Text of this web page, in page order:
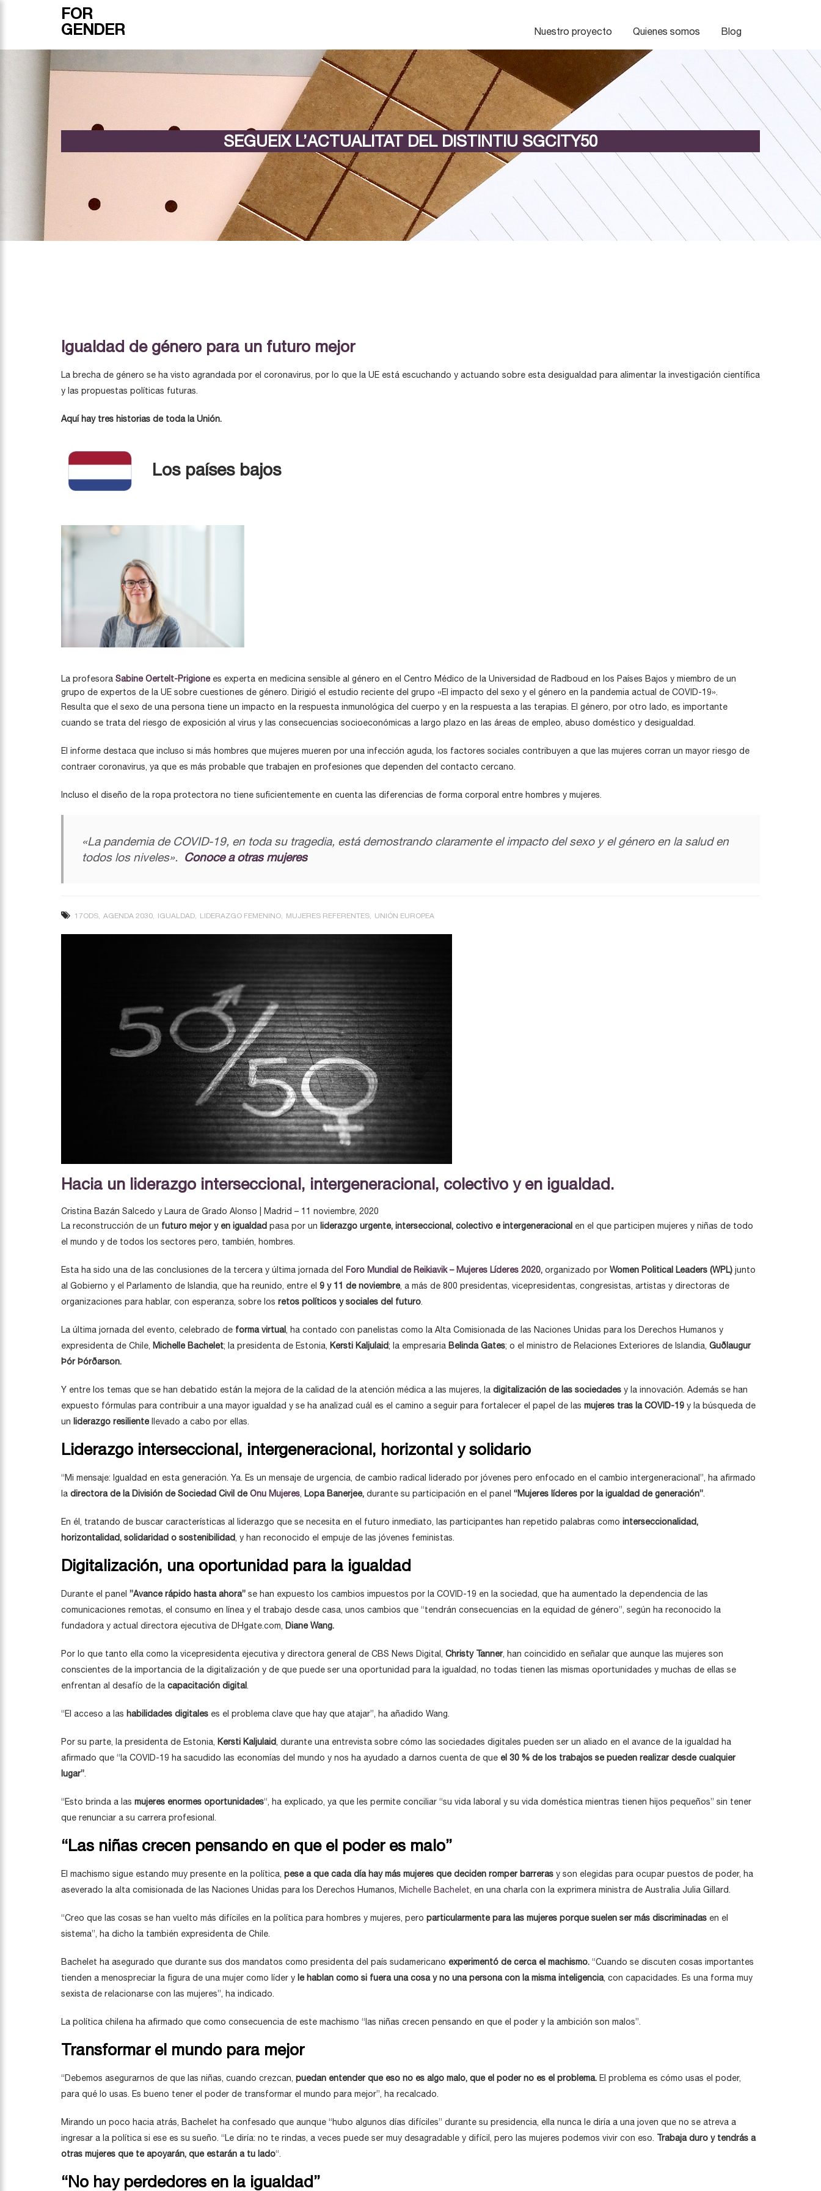
FOR
GENDER
Nuestro proyecto Quienes somos Blog
SEGUEIX L’ACTUALITAT DEL DISTINTIU SGCITY50
Igualdad de género para un futuro mejor
La brecha de género se ha visto agrandada por el coronavirus, por lo que la UE está escuchando y actuando sobre esta desigualdad para alimentar la investigación científica
y las propuestas políticas futuras.
Aquí hay tres historias de toda la Unión.
Los países bajos
La profesora Sabine Oertelt-Prigionees experta en medicina sensible al género en el Centro Médico de la Universidad de Radboud en los Países Bajos y miembro de un
grupo de expertos de la UE sobre cuestiones de género. Dirigió el estudio reciente del grupo «El impacto del sexo y el género en la pandemia actual de COVID-19».
Resulta que el sexo de una persona tiene un impacto en la respuesta inmunológica del cuerpo y en la respuesta a las terapias. El género, por otro lado, es importante
cuando se trata del riesgo de exposición al virus y las consecuencias socioeconómicas a largo plazo en las áreas de empleo, abuso doméstico y desigualdad.
El informe destaca que incluso si más hombres que mujeres mueren por una infección aguda, los factores sociales contribuyen a que las mujeres corran un mayor riesgo de
contraer coronavirus, ya que es más probable que trabajen en profesiones que dependen del contacto cercano.
Incluso el diseño de la ropa protectora no tiene suficientemente en cuenta las diferencias de forma corporal entre hombres y mujeres.
«La pandemia de COVID-19, en toda su tragedia, está demostrando claramente el impacto del sexo y el género en la salud en
todos los niveles». Conoce a otras mujeres
17ODS AGENDA 2030 IGUALDAD LIDERAZGO FEMENINO MUJERES REFERENTES UNIÓN EUROPEA
Hacia un liderazgo interseccional, intergeneracional, colectivo y en igualdad.
Cristina Bazán Salcedo y Laura de Grado Alonso | Madrid – 11 noviembre, 2020
La reconstrucción de un futuro mejor y en igualdad pasa por un liderazgo urgente, interseccional, colectivo e intergeneracional en el que participen mujeres y niñas de todo
el mundo y de todos los sectores pero, también, hombres.
Esta ha sido una de las conclusiones de la tercera y última jornada del Foro Mundial de Reikiavik – Mujeres Líderes 2020, organizado por Women Political Leaders (WPL) junto
al Gobierno y el Parlamento de Islandia, que ha reunido, entre el 9 y 11 de noviembre, a más de 800 presidentas, vicepresidentas, congresistas, artistas y directoras de
organizaciones para hablar, con esperanza, sobre los retos políticos y sociales del futuro.
La última jornada del evento, celebrado de forma virtual, ha contado con panelistas como la Alta Comisionada de las Naciones Unidas para los Derechos Humanos y
expresidenta de Chile, Michelle Bachelet; la presidenta de Estonia, Kersti Kaljulaid; la empresaria Belinda Gates; o el ministro de Relaciones Exteriores de Islandia, Guðlaugur
Þór Þórðarson.
Y entre los temas que se han debatido están la mejora de la calidad de la atención médica a las mujeres, la digitalización de las sociedades y la innovación. Además se han
expuesto fórmulas para contribuir a una mayor igualdad y se ha analizad cuál es el camino a seguir para fortalecer el papel de las mujeres tras la COVID-19 y la búsqueda de
un liderazgo resilientellevado a cabo por ellas.
Liderazgo interseccional, intergeneracional, horizontal y solidario
“Mi mensaje: Igualdad en esta generación. Ya. Es un mensaje de urgencia, de cambio radical liderado por jóvenes pero enfocado en el cambio intergeneracional”, ha afirmado
la directora de la División de Sociedad Civil deOnu Mujeres, Lopa Banerjee, durante su participación en el panel “Mujeres líderes por la igualdad de generación”.
En él, tratando de buscar características al liderazgo que se necesita en el futuro inmediato, las participantes han repetido palabras como interseccionalidad,
horizontalidad, solidaridad o sostenibilidad, y han reconocido el empuje de las jóvenes feministas.
Digitalización, una oportunidad para la igualdad
Durante el panel ”Avance rápido hasta ahora” se han expuesto los cambios impuestos por la COVID-19 en la sociedad, que ha aumentado la dependencia de las
comunicaciones remotas, el consumo en línea y el trabajo desde casa, unos cambios que “tendrán consecuencias en la equidad de género”, según ha reconocido la
fundadora y actual directora ejecutiva de DHgate.com, Diane Wang.
Por lo que tanto ella como la vicepresidenta ejecutiva y directora general de CBS News Digital, Christy Tanner, han coincidido en señalar que aunque las mujeres son
conscientes de la importancia de la digitalización y de que puede ser una oportunidad para la igualdad, no todas tienen las mismas oportunidades y muchas de ellas se
enfrentan al desafío de la capacitación digital.
“El acceso a las habilidades digitales es el problema clave que hay que atajar”, ha añadido Wang.
Por su parte, la presidenta de Estonia, Kersti Kaljulaid, durante una entrevista sobre cómo las sociedades digitales pueden ser un aliado en el avance de la igualdad ha
afirmado que “la COVID-19 ha sacudido las economías del mundo y nos ha ayudado a darnos cuenta de que el 30 % de los trabajos se pueden realizar desde cualquier
lugar”.
“Esto brinda a las mujeres enormes oportunidades“, ha explicado, ya que les permite conciliar “su vida laboral y su vida doméstica mientras tienen hijos pequeños” sin tener
que renunciar a su carrera profesional.
“Las niñas crecen pensando en que el poder es malo”
El machismo sigue estando muy presente en la política, pese a que cada día hay más mujeres que deciden romper barreras y son elegidas para ocupar puestos de poder, ha
aseverado la alta comisionada de las Naciones Unidas para los Derechos Humanos, Michelle Bachelet, en una charla con la exprimera ministra de Australia Julia Gillard.
“Creo que las cosas se han vuelto más difíciles en la política para hombres y mujeres, pero particularmente para las mujeres porque suelen ser más discriminadas en el
sistema”, ha dicho la también expresidenta de Chile.
Bachelet ha asegurado que durante sus dos mandatos como presidenta del país sudamericano experimentó de cerca el machismo. “Cuando se discuten cosas importantes
tienden a menospreciar la figura de una mujer como líder y le hablan como si fuera una cosa y no una persona con la misma inteligencia, con capacidades. Es una forma muy
sexista de relacionarse con las mujeres”, ha indicado.
La política chilena ha afirmado que como consecuencia de este machismo “las niñas crecen pensando en que el poder y la ambición son malos”.
Transformar el mundo para mejor
“Debemos asegurarnos de que las niñas, cuando crezcan, puedan entender que eso no es algo malo, que el poder no es el problema. El problema es cómo usas el poder,
para qué lo usas. Es bueno tener el poder de transformar el mundo para mejor”, ha recalcado.
Mirando un poco hacia atrás, Bachelet ha confesado que aunque “hubo algunos días difíciles” durante su presidencia, ella nunca le diría a una joven que no se atreva a
ingresar a la política si ese es su sueño. “Le diría: no te rindas, a veces puede ser muy desagradable y difícil, pero las mujeres podemos vivir con eso. Trabaja duro y tendrás a
otras mujeres que te apoyarán, que estarán a tu lado“.
“No hay perdedores en la igualdad”